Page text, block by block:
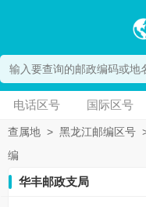
电话区号 国际区号
查属地 > 黑龙江邮编区号
编
华丰邮政支局